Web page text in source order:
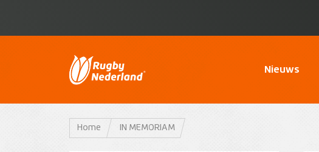
Nieuws
Home IN MEMORIAM